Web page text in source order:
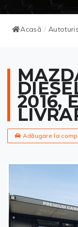
Acasă /
2016,
Adăugare la